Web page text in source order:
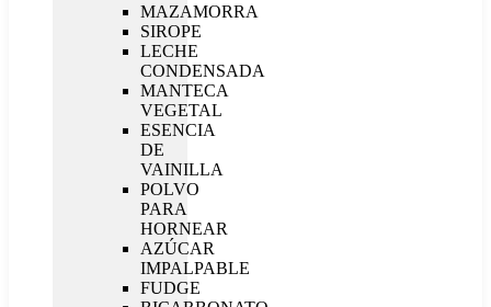
MAZAMORRA
SIROPE
LECHE
CONDENSADA
MANTECA
VEGETAL
ESENCIA
DE
VAINILLA
POLVO
PARA
HORNEAR
AZÚCAR
IMPALPABLE
FUDGE